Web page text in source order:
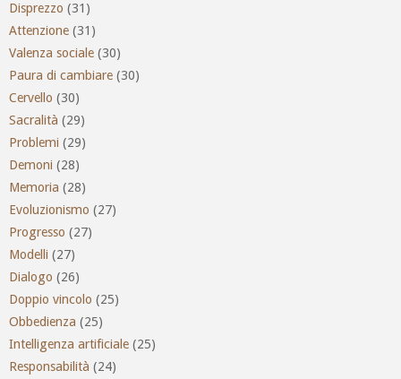
Disprezzo (31)
Attenzione (31)
Valenza sociale (30)
Paura di cambiare (30)
Cervello (30)
Sacralità (29)
Problemi (29)
Demoni (28)
Memoria (28)
Evoluzionismo (27)
Progresso (27)
Modelli (27)
Dialogo (26)
Doppio vincolo (25)
Obbedienza (25)
Intelligenza artificiale (25)
Responsabilità (24)